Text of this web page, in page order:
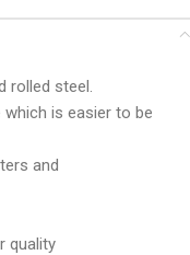
rolled steel.
is easier to be
and
quality